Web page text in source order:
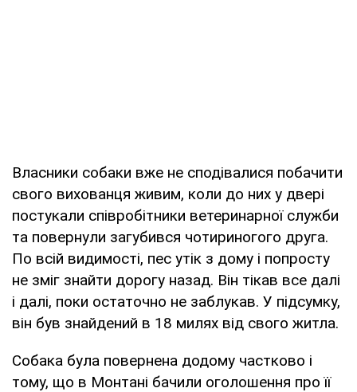
Власники собаки вже не сподівалися побачити
свого вихованця живим, коли до них у двері
постукали співробітники ветеринарної служби
та повернули загубився чотириногого друга.
По всій видимості, пес утік з дому і попросту
не зміг знайти дорогу назад. Він тікав все далі
і далі, поки остаточно не заблукав. У підсумку,
він був знайдений в 18 милях від свого житла.
Собака була повернена додому частково і
тому, що в Монтані бачили оголошення про її